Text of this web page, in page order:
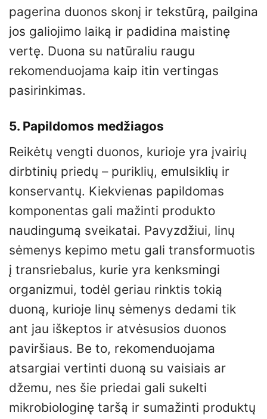
pagerina duonos skonį ir tekstūrą, pailgina
jos galiojimo laiką ir padidina maistinę
vertę. Duona su natūraliu raugu
rekomenduojama kaip itin vertingas
pasirinkimas.
5. Papildomos medžiagos
Reikėtų vengti duonos, kurioje yra įvairių
dirbtinių priedų – puriklių, emulsiklių ir
konservantų. Kiekvienas papildomas
komponentas gali mažinti produkto
naudingumą sveikatai. Pavyzdžiui, linų
sėmenys kepimo metu gali transformuotis
į transriebalus, kurie yra kenksmingi
organizmui, todėl geriau rinktis tokią
duoną, kurioje linų sėmenys dedami tik
ant jau iškeptos ir atvėsusios duonos
paviršiaus. Be to, rekomenduojama
atsargiai vertinti duoną su vaisiais ar
džemu, nes šie priedai gali sukelti
mikrobiologinę taršą ir sumažinti produktų